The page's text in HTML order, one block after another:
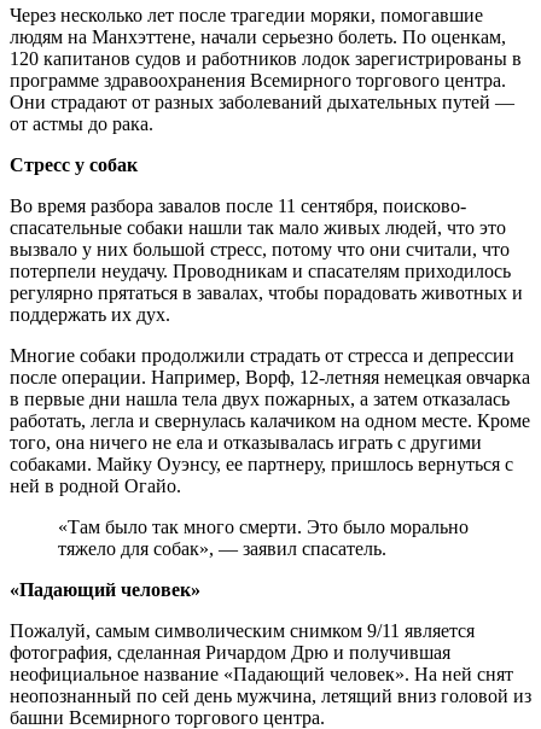
Через несколько лет после трагедии моряки, помогавшие
людям на Манхэттене, начали серьезно болеть. По оценкам,
120 капитанов судов и работников лодок зарегистрированы в
программе здравоохранения Всемирного торгового центра.
Они страдают от разных заболеваний дыхательных путей —
от астмы до рака.
Стресс у собак
Во время разбора завалов после 11 сентября, поисково-
спасательные собаки нашли так мало живых людей, что это
вызвало у них большой стресс, потому что они считали, что
потерпели неудачу. Проводникам и спасателям приходилось
регулярно прятаться в завалах, чтобы порадовать животных и
поддержать их дух.
Многие собаки продолжили страдать от стресса и депрессии
после операции. Например, Ворф, 12-летняя немецкая овчарка
в первые дни нашла тела двух пожарных, а затем отказалась
работать, легла и свернулась калачиком на одном месте. Кроме
того, она ничего не ела и отказывалась играть с другими
собаками. Майку Оуэнсу, ее партнеру, пришлось вернуться с
ней в родной Огайо.
«Там было так много смерти. Это было морально
тяжело для собак», — заявил спасатель.
«Падающий человек»
Пожалуй, самым символическим снимком 9/11 является
фотография, сделанная Ричардом Дрю и получившая
неофициальное название «Падающий человек». На ней снят
неопознанный по сей день мужчина, летящий вниз головой из
башни Всемирного торгового центра.